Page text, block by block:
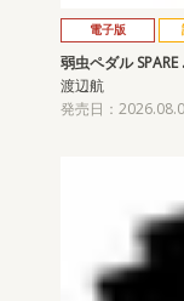
電子版
弱虫ペダル
渡辺航
発売日：